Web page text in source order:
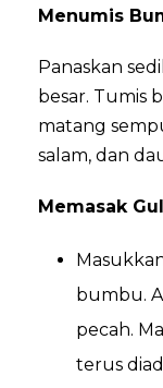
Menumis
Panaskan
besar. Tumis
matang
salam, dan
Memasak
bumbu.
pecah.
terus